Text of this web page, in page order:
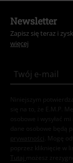
Newsletter
Zapisz się teraz i
więcej
Niniejszym
się na to, że E.M.P.
osobowe i wysyłać
dane osobowe będą
prywatności . Mogę
poprzez kliknięcie w
Tutaj możesz